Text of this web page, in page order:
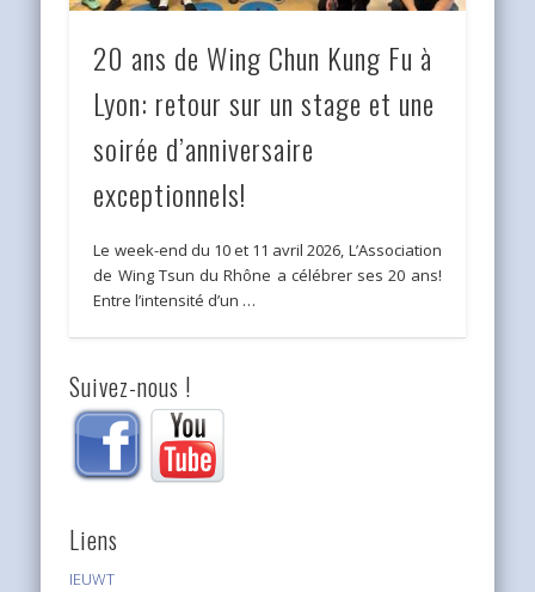
20 ans de Wing Chun Kung Fu à
Lyon: retour sur un stage et une
soirée d’anniversaire
exceptionnels!
Le week-end du 10 et 11 avril 2026, L’Association
de Wing Tsun du Rhône a célébrer ses 20 ans!
Entre l’intensité d’un …
Suivez-nous !
Liens
IEUWT